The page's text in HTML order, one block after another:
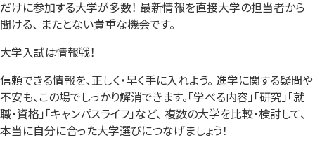
だけに参加する大学が多数！ 最新情報を直接大学の担当者から
聞ける、 またとない貴重な機会です。
大学入試は情報戦！
信頼できる情報を、正しく・早く手に入れよう。 進学に関する疑問や
不安も、この場でしっかり解消できます。「学べる内容」「研究」「就
職・資格」「キャンパスライフ」など、 複数の大学を比較・検討して、
本当に自分に合った大学選びにつなげましょう！